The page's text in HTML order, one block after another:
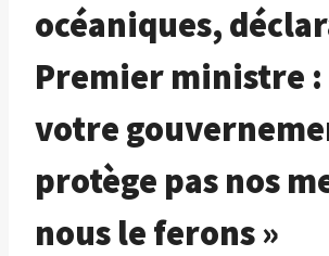
océaniques,
Premier ministre :
votre
protège pas nos
nous le ferons »